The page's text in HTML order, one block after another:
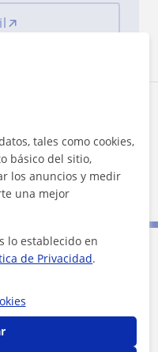
para dar clase
20€/h
tales como cookies,
básico del sitio,
los anuncios y medir
una mejor
lo establecido en
de Privacidad.